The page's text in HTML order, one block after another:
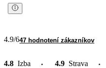
4.9/647 hodnotení zákazníkov
4.8 Izba 4.9 Strava